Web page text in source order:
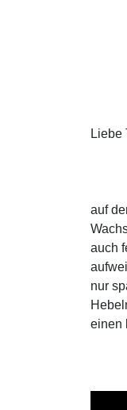
Liebe
auf
auch
nur
einen